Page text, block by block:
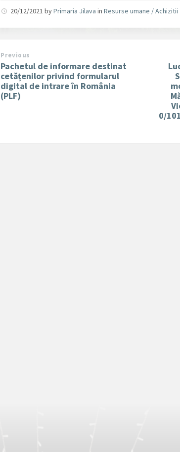
20/12/2021byPrimaria Jilava inResurse umane / Achizitii
Previous
Pachetul de informare destinat
cetățenilor privind formularul
digital de intrare în România
(PLF)
0/